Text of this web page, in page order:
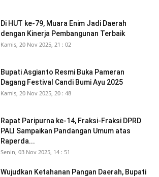
Di HUT ke-79, Muara Enim Jadi Daerah
dengan Kinerja Pembangunan Terbaik
Kamis, 20 Nov 2025, 21 : 02
Bupati Asgianto Resmi Buka Pameran
Dagang Festival Candi Bumi Ayu 2025
Kamis, 20 Nov 2025, 20 : 48
Rapat Paripurna ke-14, Fraksi-Fraksi DPRD
PALI Sampaikan Pandangan Umum atas
Raperda...
Senin, 03 Nov 2025, 14 : 51
Wujudkan Ketahanan Pangan Daerah, Bupati